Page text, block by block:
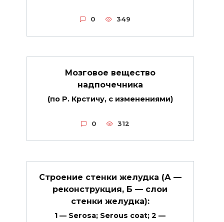
0 349
Мозговое вещество
надпочечника
(по Р. Крстичу, с изменениями)
0 312
Строение стенки желудка (А —
реконструкция, Б — слои
стенки желудка):
1 — Serosa; Serous coat; 2 —